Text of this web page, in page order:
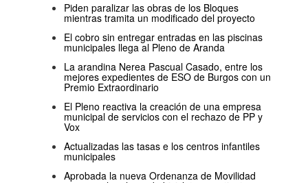
Piden paralizar las obras de los Bloques
mientras tramita un modificado del proyecto
El cobro sin entregar entradas en las piscinas
municipales llega al Pleno de Aranda
La arandina Nerea Pascual Casado, entre los
mejores expedientes de ESO de Burgos con un
Premio Extraordinario
El Pleno reactiva la creación de una empresa
municipal de servicios con el rechazo de PP y
Vox
Actualizadas las tasas e los centros infantiles
municipales
Aprobada la nueva Ordenanza de Movilidad